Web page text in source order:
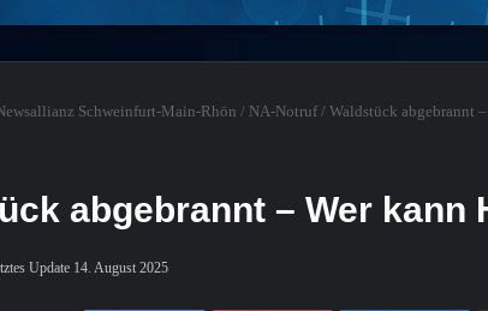
Schweinfurt-Main-Rhön / NA-Notruf / Waldstück abgebrannt
abgebrannt – Wer kann
Update 14. August 2025